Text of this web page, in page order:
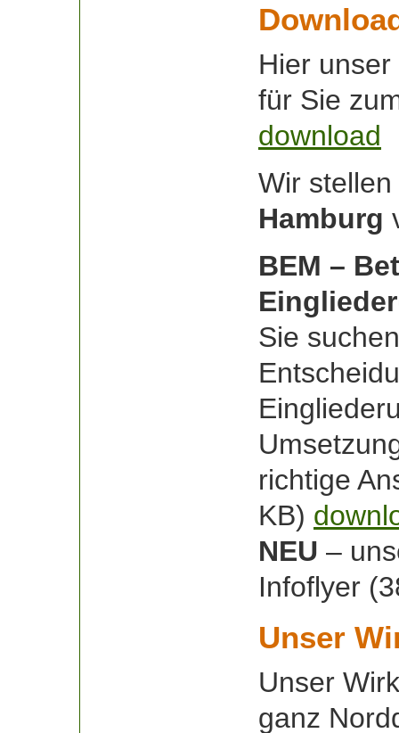
Hier
für Sie
download
Wir
Hamburg
BEM –
Sie
richtige
KB)
NEU –
Infoflyer
Unser
Unser
ganz